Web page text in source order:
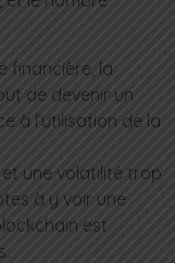
financière, la
de devenir un
à l’utilisation de la
une volatilité trop
à y voir une
est